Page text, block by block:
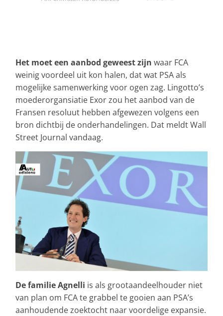
Het moet een aanbod geweest zijn waar FCA
weinig voordeel uit kon halen, dat wat PSA als
mogelijke samenwerking voor ogen zag. Lingotto’s
moederorgansiatie Exor zou het aanbod van de
Fransen resoluut hebben afgewezen volgens een
bron dichtbij de onderhandelingen. Dat meldt Wall
Street Journal vandaag.
De familie Agnelli is als grootaandeelhouder niet
van plan om FCA te grabbel te gooien aan PSA’s
aanhoudende zoektocht naar voordelige expansie.